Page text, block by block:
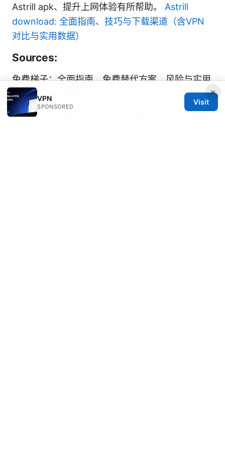
Astrill apk、提升上网体验有所帮助。 Astrill
download: 全面指南、技巧与下载渠道（含VPN
对比与实用数据）
Sources:
免费梯子：全面指南、免费替代方案、风险与实用
技巧（2025 更新版）
2025年在 中国访问 gmail 的终极指南：vpn 教程
×
VPN
SPONSORED
Visit